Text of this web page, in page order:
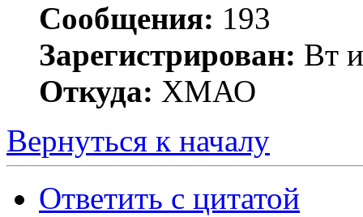
Сообщения: 193
Зарегистрирован: Вт
Откуда: ХМАО
Вернуться к началу
Ответить с цитатой